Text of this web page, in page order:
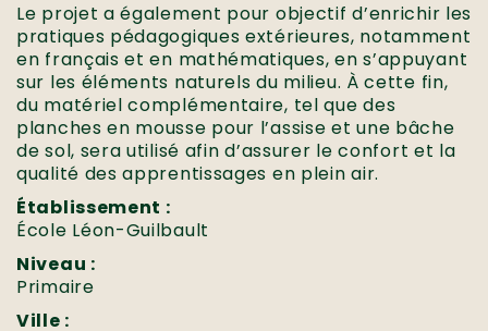
Le projet a également pour objectif d’enrichir les
pratiques pédagogiques extérieures, notamment
en français et en mathématiques, en s’appuyant
sur les éléments naturels du milieu. À cette fin,
du matériel complémentaire, tel que des
planches en mousse pour l’assise et une bâche
de sol, sera utilisé afin d’assurer le confort et la
qualité des apprentissages en plein air.
Établissement :
École Léon-Guilbault
Niveau :
Primaire
Ville :